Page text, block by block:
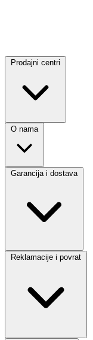
Prodajni centri
O nama
Garancija i dostava
Reklamacije i povrat